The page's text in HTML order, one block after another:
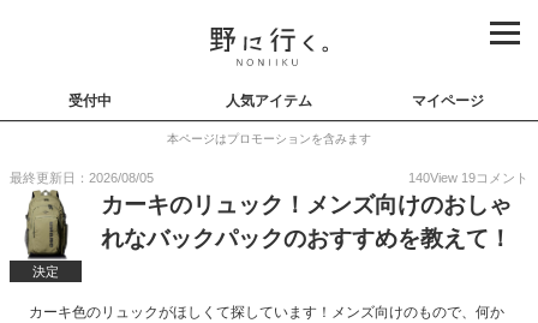
受付中 人気アイテム マイページ
本ページはプロモーションを含みます
最終更新日：2026/08/05 140View 19コメント
決定
カーキのリュック！メンズ向けのおしゃ
れなバックパックのおすすめを教えて！
カーキ色のリュックがほしくて探しています！メンズ向けのもので、何か